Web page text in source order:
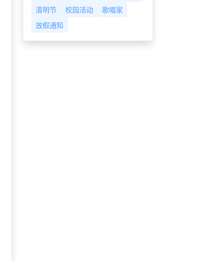
清明节
校园活动
歌唱家
放假通知